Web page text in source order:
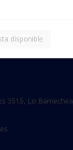
3515, Lo Barnechea
disponible